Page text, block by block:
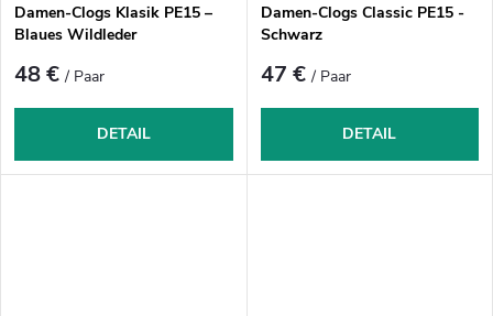
Damen-Clogs Klasik PE15 –
Blaues Wildleder
48 €/ Paar
DETAIL
Damen-Clogs Classic PE15 -
Schwarz
47 €/ Paar
DETAIL